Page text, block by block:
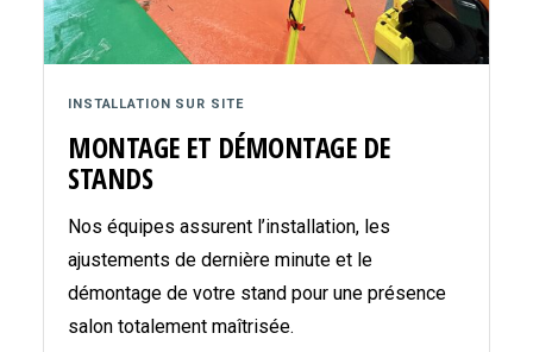
INSTALLATION SUR SITE
MONTAGE ET DÉMONTAGE DE
STANDS
Nos équipes assurent l’installation, les
ajustements de dernière minute et le
démontage de votre stand pour une présence
salon totalement maîtrisée.